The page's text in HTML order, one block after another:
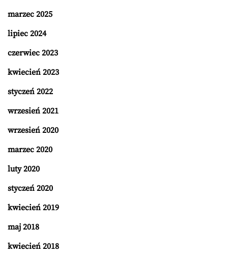
marzec 2025
lipiec 2024
czerwiec 2023
kwiecień 2023
styczeń 2022
wrzesień 2021
wrzesień 2020
marzec 2020
luty 2020
styczeń 2020
kwiecień 2019
maj 2018
kwiecień 2018